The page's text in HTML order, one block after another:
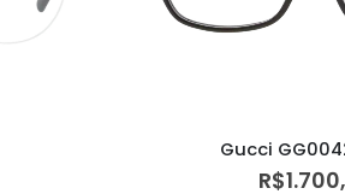
Gucci
R$